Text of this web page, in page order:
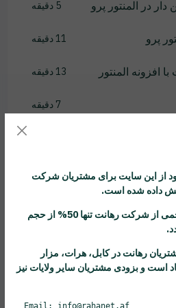
در المنتور پرو 5 دقیقه
پرو 11 دقیقه
المنتور 13 دقیقه
7 دقیقه
5 دقیقه
ها
در المنتور 9 دقیقه
8 دقیقه
از این سایت برای مشتریان شرکت
داده شده است.
از شرکت رهانت
تنها 50% از حجم
رهانت در کابل، هرات، مزار
است و بزودی مشتریان سایر ولایات نیز
Email: info@rahanet.af